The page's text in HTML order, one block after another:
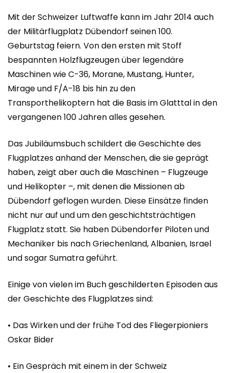
Mit der Schweizer Luftwaffe kann im Jahr 2014 auch
der Militärflugplatz Dübendorf seinen 100.
Geburtstag feiern. Von den ersten mit Stoff
bespannten Holzflugzeugen über legendäre
Maschinen wie C-36, Morane, Mustang, Hunter,
Mirage und F/A-18 bis hin zu den
Transporthelikoptern hat die Basis im Glatttal in den
vergangenen 100 Jahren alles gesehen.
Das Jubiläumsbuch schildert die Geschichte des
Flugplatzes anhand der Menschen, die sie geprägt
haben, zeigt aber auch die Maschinen – Flugzeuge
und Helikopter –, mit denen die Missionen ab
Dübendorf geflogen wurden. Diese Einsätze finden
nicht nur auf und um den geschichtsträchtigen
Flugplatz statt. Sie haben Dübendorfer Piloten und
Mechaniker bis nach Griechenland, Albanien, Israel
und sogar Sumatra geführt.
Einige von vielen im Buch geschilderten Episoden aus
der Geschichte des Flugplatzes sind:
• Das Wirken und der frühe Tod des Fliegerpioniers
Oskar Bider
• Ein Gespräch mit einem in der Schweiz